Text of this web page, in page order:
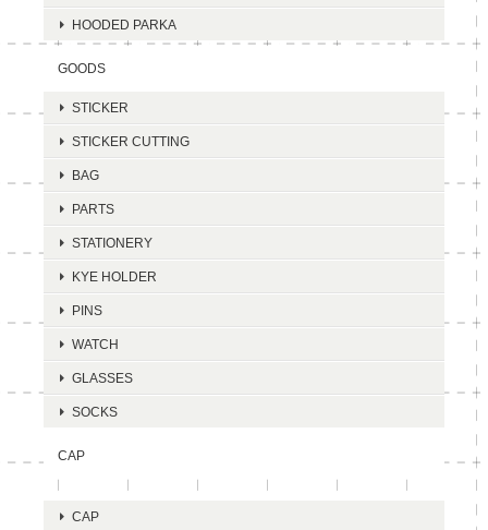
HOODED PARKA
GOODS
STICKER
STICKER CUTTING
BAG
PARTS
STATIONERY
KYE HOLDER
PINS
WATCH
GLASSES
SOCKS
CAP
CAP